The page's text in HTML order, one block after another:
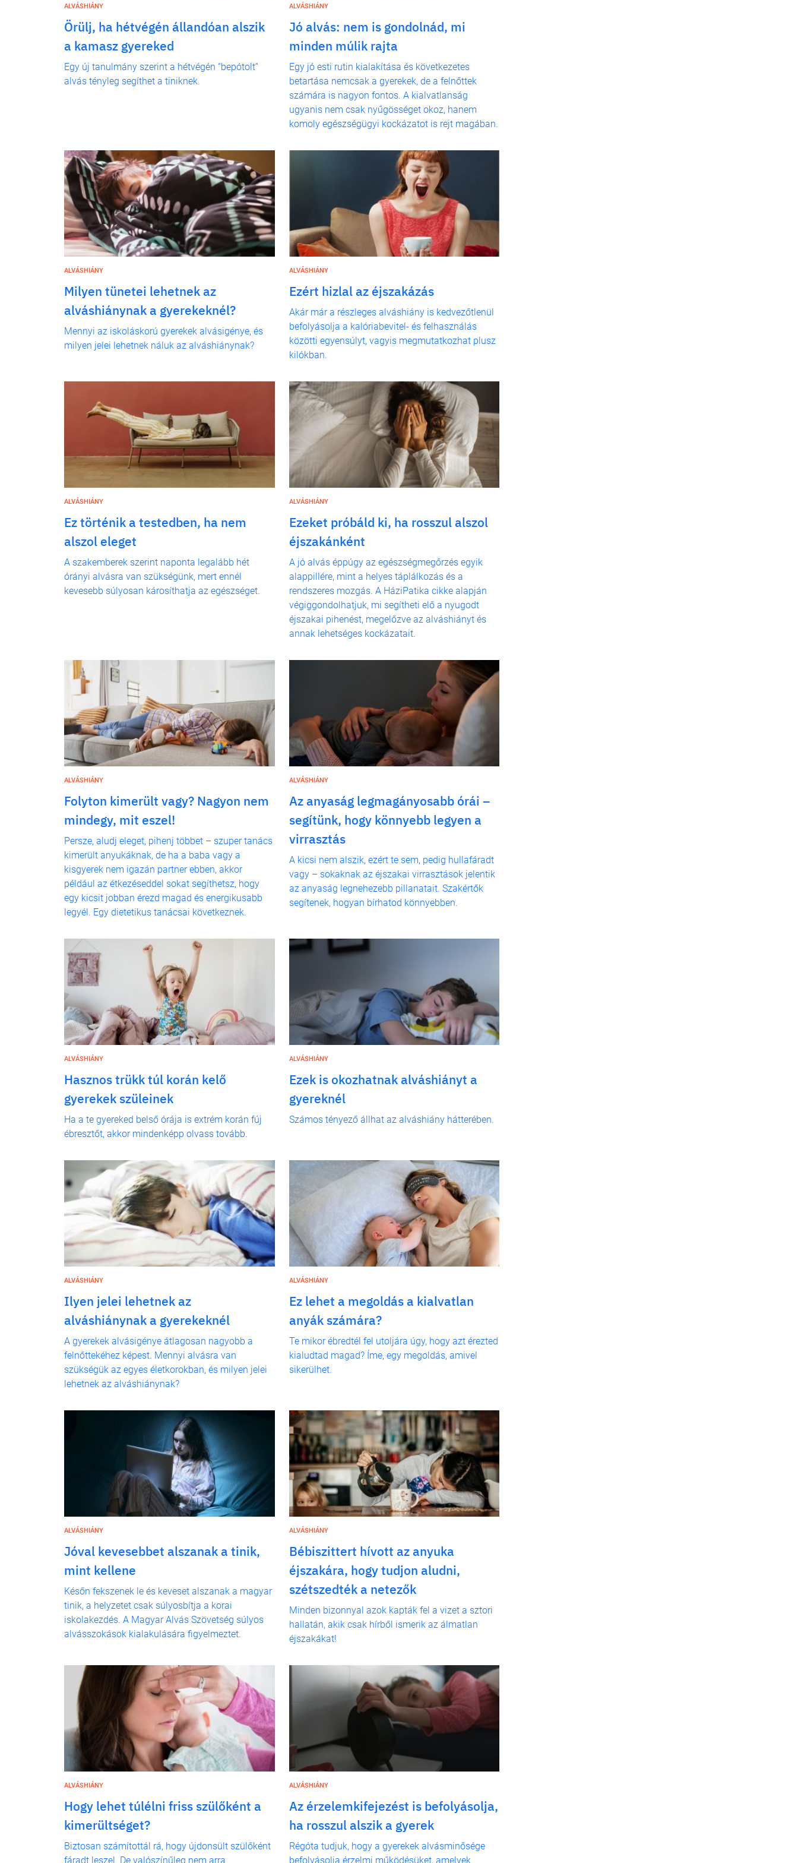
ALVÁSHIÁNY
Örülj, ha hétvégén állandóan alszik
a kamasz gyereked
Egy új tanulmány szerint a hétvégén “bepótolt”
alvás tényleg segíthet a tiniknek.
ALVÁSHIÁNY
Jó alvás: nem is gondolnád, mi
minden múlik rajta
Egy jó esti rutin kialakítása és következetes
betartása nemcsak a gyerekek, de a felnőttek
számára is nagyon fontos. A kialvatlanság
ugyanis nem csak nyűgösséget okoz, hanem
komoly egészségügyi kockázatot is rejt magában.
ALVÁSHIÁNY
Milyen tünetei lehetnek az
alváshiánynak a gyerekeknél?
Mennyi az iskoláskorú gyerekek alvásigénye, és
milyen jelei lehetnek náluk az alváshiánynak?
ALVÁSHIÁNY
Ezért hizlal az éjszakázás
Akár már a részleges alváshiány is kedvezőtlenül
befolyásolja a kalóriabevitel- és felhasználás
közötti egyensúlyt, vagyis megmutatkozhat plusz
kilókban.
ALVÁSHIÁNY
Ez történik a testedben, ha nem
alszol eleget
A szakemberek szerint naponta legalább hét
órányi alvásra van szükségünk, mert ennél
kevesebb súlyosan károsíthatja az egészséget.
ALVÁSHIÁNY
Ezeket próbáld ki, ha rosszul alszol
éjszakánként
A jó alvás éppúgy az egészségmegőrzés egyik
alappillére, mint a helyes táplálkozás és a
rendszeres mozgás. A HáziPatika cikke alapján
végiggondolhatjuk, mi segítheti elő a nyugodt
éjszakai pihenést, megelőzve az alváshiányt és
annak lehetséges kockázatait.
ALVÁSHIÁNY
Folyton kimerült vagy? Nagyon nem
mindegy, mit eszel!
Persze, aludj eleget, pihenj többet – szuper tanács
kimerült anyukáknak, de ha a baba vagy a
kisgyerek nem igazán partner ebben, akkor
például az étkezéseddel sokat segíthetsz, hogy
egy kicsit jobban érezd magad és energikusabb
legyél. Egy dietetikus tanácsai következnek.
ALVÁSHIÁNY
Az anyaság legmagányosabb órái –
segítünk, hogy könnyebb legyen a
virrasztás
A kicsi nem alszik, ezért te sem, pedig hullafáradt
vagy – sokaknak az éjszakai virrasztások jelentik
az anyaság legnehezebb pillanatait. Szakértők
segítenek, hogyan bírhatod könnyebben.
ALVÁSHIÁNY
Hasznos trükk túl korán kelő
gyerekek szüleinek
Ha a te gyereked belső órája is extrém korán fúj
ébresztőt, akkor mindenképp olvass tovább.
ALVÁSHIÁNY
Ezek is okozhatnak alváshiányt a
gyereknél
Számos tényező állhat az alváshiány hátterében.
ALVÁSHIÁNY
Ilyen jelei lehetnek az
alváshiánynak a gyerekeknél
A gyerekek alvásigénye átlagosan nagyobb a
felnőttekéhez képest. Mennyi alvásra van
szükségük az egyes életkorokban, és milyen jelei
lehetnek az alváshiánynak?
ALVÁSHIÁNY
Ez lehet a megoldás a kialvatlan
anyák számára?
Te mikor ébredtél fel utoljára úgy, hogy azt érezted
kialudtad magad? Íme, egy megoldás, amivel
sikerülhet.
ALVÁSHIÁNY
Jóval kevesebbet alszanak a tinik,
mint kellene
Későn fekszenek le és keveset alszanak a magyar
tinik, a helyzetet csak súlyosbítja a korai
iskolakezdés. A Magyar Alvás Szövetség súlyos
alvásszokások kialakulására figyelmeztet.
ALVÁSHIÁNY
Bébiszittert hívott az anyuka
éjszakára, hogy tudjon aludni,
szétszedték a netezők
Minden bizonnyal azok kapták fel a vizet a sztori
hallatán, akik csak hírből ismerik az álmatlan
éjszakákat!
ALVÁSHIÁNY
Hogy lehet túlélni friss szülőként a
kimerültséget?
Biztosan számítottál rá, hogy újdonsült szülőként
fáradt leszel. De valószínűleg nem arra
ALVÁSHIÁNY
Az érzelemkifejezést is befolyásolja,
ha rosszul alszik a gyerek
Régóta tudjuk, hogy a gyerekek alvásminősége
befolyásolja érzelmi működésüket, amelyek